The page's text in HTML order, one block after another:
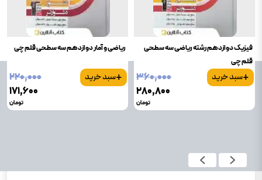
فیزیک دوازدهم رشته ریاضی سه سطحی
قلم چی
+سبد خرید
۳۶۰٬۰۰۰
۲۸۰٬۸۰۰
تومان
ریاضی و آمار دوازدهم سه سطحی قلم چی
+سبد خرید
۲۲۰٬۰۰۰
۱۷۱٬۶۰۰
تومان